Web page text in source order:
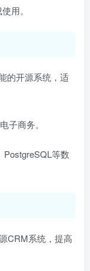
用。
的开源系统，适
子商务。
等数
CRM系统，提高